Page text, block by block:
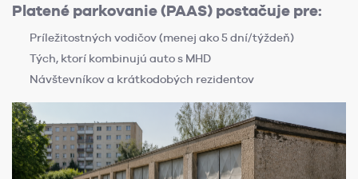
Platené parkovanie (PAAS) postačuje pre:
Príležitostných vodičov (menej ako 5 dní/týždeň)
Tých, ktorí kombinujú auto s MHD
Návštevníkov a krátkodobých rezidentov